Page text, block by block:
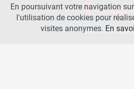
Mentions
En poursuivant votre navigation
l'utilisation de cookies pour
visites anonymes. En